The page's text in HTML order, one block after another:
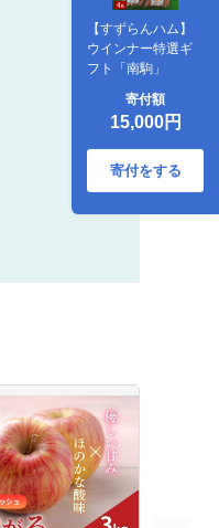
【すずらんハム】
ウインナー特選ギ
フト「南駒」
寄付額
15,000円
寄付をする